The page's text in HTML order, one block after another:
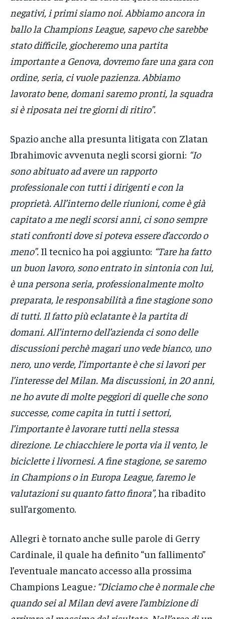
negativi, i primi siamo noi. Abbiamo ancora in
ballo la Champions League, sapevo che sarebbe
stato difficile, giocheremo una partita
importante a Genova, dovremo fare una gara con
ordine, seria, ci vuole pazienza. Abbiamo
lavorato bene, domani saremo pronti, la squadra
si è riposata nei tre giorni di ritiro”.
Spazio anche alla presunta litigata con Zlatan
Ibrahimovic avvenuta negli scorsi giorni: “Io
sono abituato ad avere un rapporto
professionale con tutti i dirigenti e con la
proprietà. All’interno delle riunioni, come è già
capitato a me negli scorsi anni, ci sono sempre
stati confronti dove si poteva essere d’accordo o
meno”. Il tecnico ha poi aggiunto: “Tare ha fatto
un buon lavoro, sono entrato in sintonia con lui,
è una persona seria, professionalmente molto
preparata, le responsabilità a fine stagione sono
di tutti. Il fatto più eclatante è la partita di
domani. All’interno dell’azienda ci sono delle
discussioni perchè magari uno vede bianco, uno
nero, uno verde, l’importante è che si lavori per
l’interesse del Milan. Ma discussioni, in 20 anni,
ne ho avute di molte peggiori di quelle che sono
successe, come capita in tutti i settori,
l’importante è lavorare tutti nella stessa
direzione. Le chiacchiere le porta via il vento, le
biciclette i livornesi. A fine stagione, se saremo
in Champions o in Europa League, faremo le
valutazioni su quanto fatto finora”,ha ribadito
sull’argomento.
Allegri è tornato anche sulle parole di Gerry
Cardinale, il quale ha definito “un fallimento”
l’eventuale mancato accesso alla prossima
Champions League: “Diciamo che è normale che
quando sei al Milan devi avere l’ambizione di